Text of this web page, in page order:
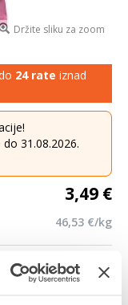
Držite sliku za zoom
24 rate iznad
31.08.2026.
3,49 €
46,53 €/kg
75g Meki komadi
štence. Meki